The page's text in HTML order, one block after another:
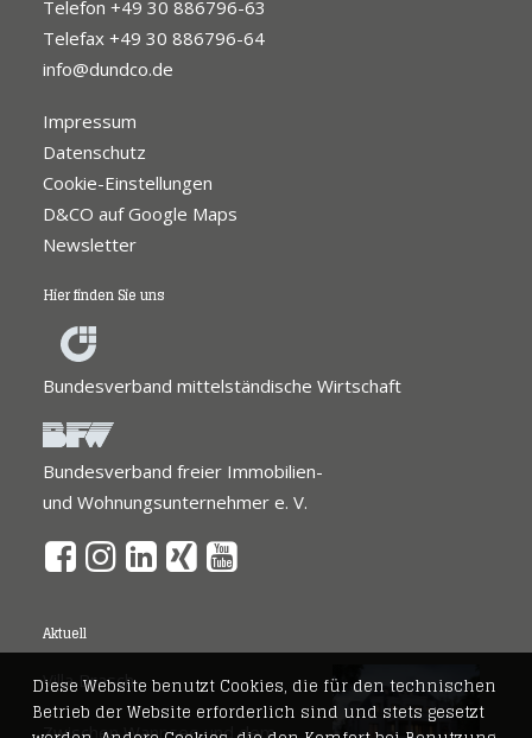
Telefon +49 30 886796-63
Telefax +49 30 886796-64
info@dundco.de
Impressum
Datenschutz
Cookie-Einstellungen
D&CO auf Google Maps
Newsletter
Hier finden Sie uns
Bundesverband mittelständische Wirtschaft
Bundesverband freier Immobilien-
und Wohnungsunternehmer e. V.
Aktuell
Villa Brasch
Zwischen Wannsee und dem
Diese Website benutzt Cookies, die für den technischen
Betrieb der Website erforderlich sind und stets gesetzt